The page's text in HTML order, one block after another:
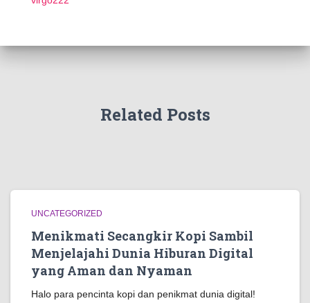
Related Posts
UNCATEGORIZED
Menikmati Secangkir Kopi Sambil
Menjelajahi Dunia Hiburan Digital
yang Aman dan Nyaman
Halo para pencinta kopi dan penikmat dunia digital!